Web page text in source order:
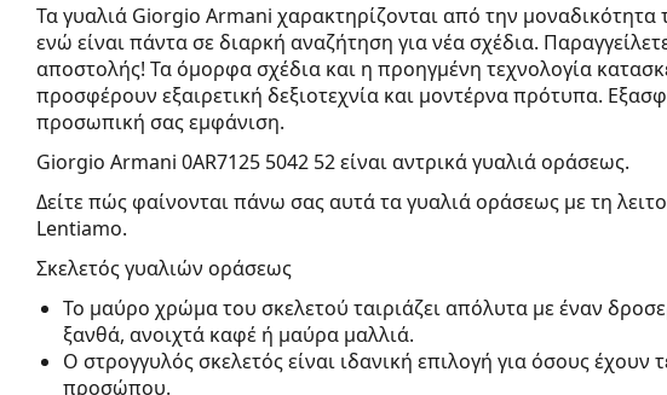
Τα γυαλιά Giorgio Armani χαρακτηρίζονται από την μοναδικότητα
ενώ είναι πάντα σε διαρκή αναζήτηση για νέα σχέδια.
αποστολής! Τα όμορφα σχέδια και η προηγμένη τεχνολογία
προσφέρουν εξαιρετική δεξιοτεχνία και μοντέρνα πρότυπα.
προσωπική σας εμφάνιση.
Giorgio Armani 0AR7125 5042 52είναι αντρικά γυαλιά οράσεως.
Δείτε πώς φαίνονται πάνω σας αυτά τα γυαλιά οράσεως με τη
Lentiamo.
Σκελετός γυαλιών οράσεως
Το μαύρο χρώμα του σκελετού ταιριάζει απόλυτα με έναν
ξανθά, ανοιχτά καφέ ή μαύρα μαλλιά.
Ο στρογγυλός σκελετός είναι ιδανική επιλογή για όσους
προσώπου.